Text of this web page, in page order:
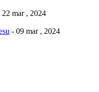
22 mar , 2024
- 09 mar , 2024